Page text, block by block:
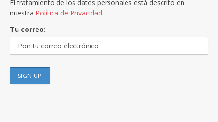
El tratamiento de los datos personales está descrito en
nuestra Política de Privacidad.
Tu correo: